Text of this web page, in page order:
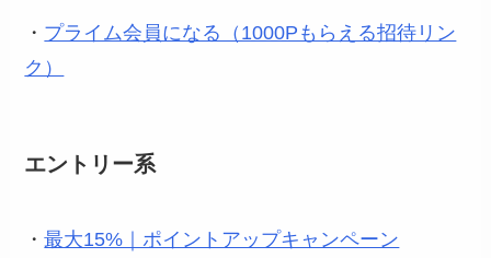
・ プライム会員になる（1000Pもらえる招待リン
ク）
エントリー系
・最大15%｜ポイントアップキャンペーン